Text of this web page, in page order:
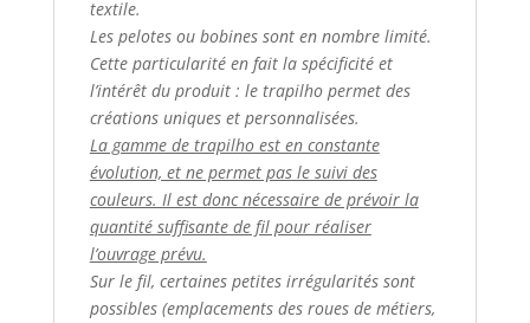
textile.
Les pelotes ou bobines sont en nombre limité.
Cette particularité en fait la spécificité et
l’intérêt du produit : le trapilho permet des
créations uniques et personnalisées.
La gamme de trapilho est en constante
évolution, et ne permet pas le suivi des
couleurs. Il est donc nécessaire de prévoir la
quantité suffisante de fil pour réaliser
l’ouvrage prévu.
Sur le fil, certaines petites irrégularités sont
possibles (emplacements des roues de métiers,